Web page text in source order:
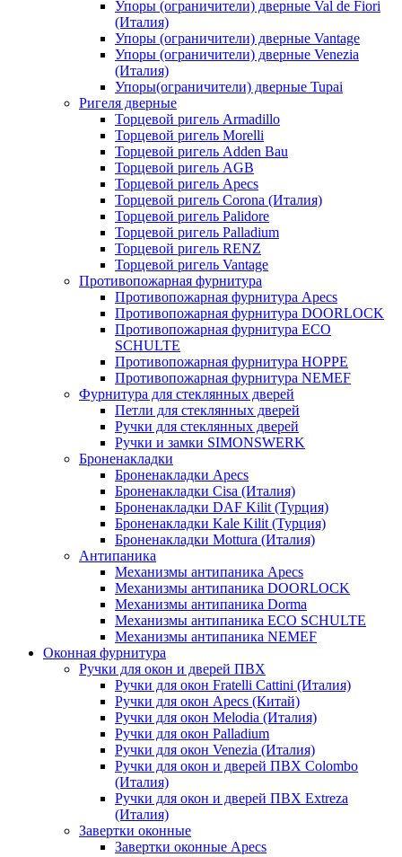
Упоры (ограничители) дверные Val de Fiori
(Италия)
Упоры (ограничители) дверные Vantage
Упоры (ограничители) дверные Venezia
(Италия)
Упоры(ограничители) дверные Tupai
Ригеля дверные
Торцевой ригель Armadillo
Торцевой ригель Morelli
Торцевой ригель Adden Bau
Торцевой ригель AGB
Торцевой ригель Apecs
Торцевой ригель Corona (Италия)
Торцевой ригель Palidore
Торцевой ригель Palladium
Торцевой ригель RENZ
Торцевой ригель Vantage
Противопожарная фурнитура
Противопожарная фурнитура Apecs
Противопожарная фурнитура DOORLOCK
Противопожарная фурнитура ECO
SCHULTE
Противопожарная фурнитура HOPPE
Противопожарная фурнитура NEMEF
Фурнитура для стеклянных дверей
Петли для стеклянных дверей
Ручки для стеклянных дверей
Ручки и замки SIMONSWERK
Броненакладки
Броненакладки Apecs
Броненакладки Cisa (Италия)
Броненакладки DAF Kilit (Турция)
Броненакладки Kale Kilit (Турция)
Броненакладки Mottura (Италия)
Антипаника
Механизмы антипаника Apecs
Механизмы антипаника DOORLOCK
Механизмы антипаника Dorma
Механизмы антипаника ECO SCHULTE
Механизмы антипаника NEMEF
Оконная фурнитура
Ручки для окон и дверей ПВХ
Ручки для окон Fratelli Cattini (Италия)
Ручки для окон Apecs (Китай)
Ручки для окон Melodia (Италия)
Ручки для окон Palladium
Ручки для окон Venezia (Италия)
Ручки для окон и дверей ПВХ Colombo
(Италия)
Ручки для окон и дверей ПВХ Extreza
(Италия)
Завертки оконные
Завертки оконные Apecs